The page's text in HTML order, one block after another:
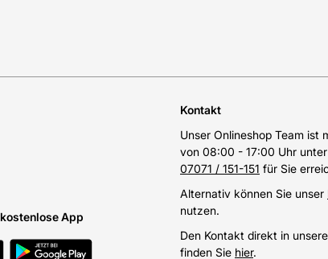
App
Kontakt
Unser Onlineshop Team ist
von 08:00 - 17:00 Uhr
07071 / 151-151 für Sie
Alternativ können Sie unser
nutzen.
Den Kontakt direkt in
finden Sie hier.